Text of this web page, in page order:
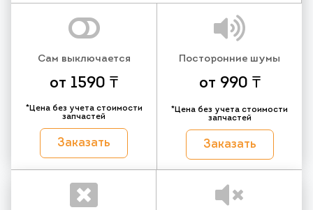
Сам выключается
от 1590 ₸
*Цена без учета стоимости
запчастей
Заказать
Посторонние шумы
от 990 ₸
*Цена без учета стоимости
запчастей
Заказать